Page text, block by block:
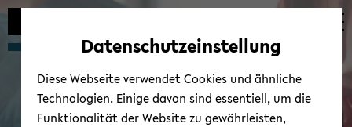
Automatische
vermeiden
skip
main
skip
main
skip
footer
Datenschutzeinstellung
Diese Webseite verwendet Cookies und ähnliche
Technologien. Einige davon sind essentiell, um die
Funktionalität der Website zu gewährleisten,